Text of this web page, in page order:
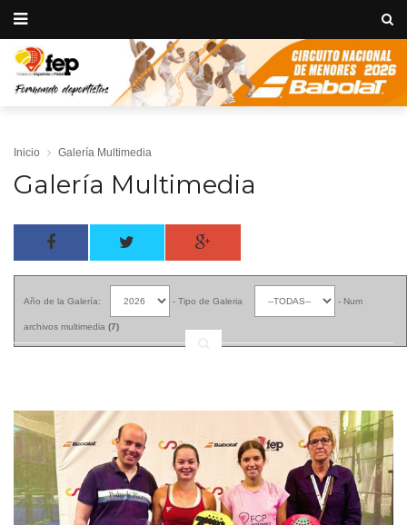
Inicio Galería Multimedia
Galería Multimedia
Año de la Galería: - Tipo de Galeria - Num
archivos multimedia (7)